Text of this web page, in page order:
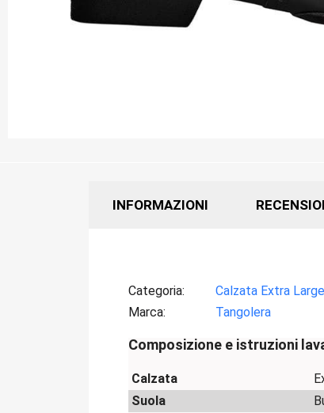
INFORMAZIONI
Categoria
Calzata Extra Large
Marca
Tangolera
Composizione e istruzioni
Calzata
Suola